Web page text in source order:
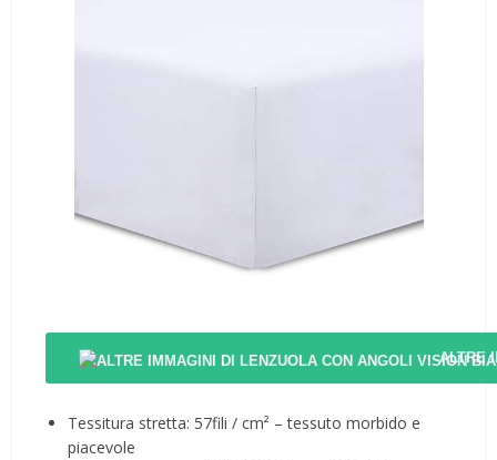
ALTRE
Tessitura stretta: 57fili / cm² – tessuto morbido e
piacevole